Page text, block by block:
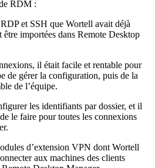
RDM :
et SSH que Wortell avait déjà
importées dans Remote Desktop
il était facile et rentable pour
de gérer la configuration, puis de la
de l’équipe.
les identifiants par dossier, et il
le faire pour toutes les connexions
d’extension VPN dont Wortell
aux machines des clients